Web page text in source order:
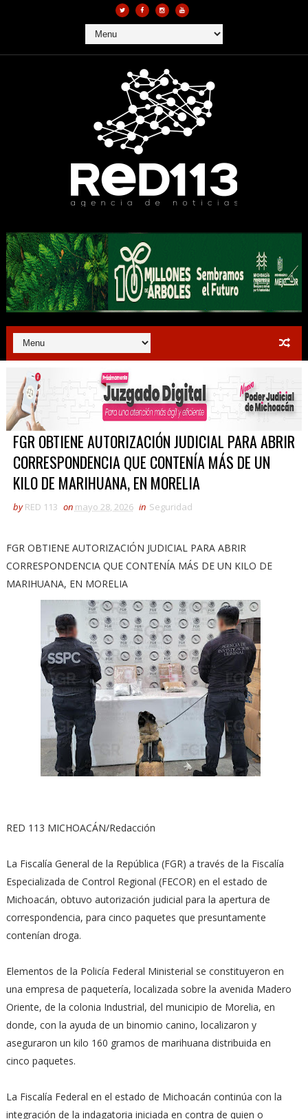
FGR OBTIENE AUTORIZACIÓN JUDICIAL PARA ABRIR
CORRESPONDENCIA QUE CONTENÍA MÁS DE UN
KILO DE MARIHUANA, EN MORELIA
by RED 113 on mayo 28, 2026 in Seguridad
FGR OBTIENE AUTORIZACIÓN JUDICIAL PARA ABRIR
CORRESPONDENCIA QUE CONTENÍA MÁS DE UN KILO DE
MARIHUANA, EN MORELIA
RED 113 MICHOACÁN/Redacción
La Fiscalía General de la República (FGR) a través de la Fiscalía
Especializada de Control Regional (FECOR) en el estado de
Michoacán, obtuvo autorización judicial para la apertura de
correspondencia, para cinco paquetes que presuntamente
contenían droga.
Elementos de la Policía Federal Ministerial se constituyeron en
una empresa de paquetería, localizada sobre la avenida Madero
Oriente, de la colonia Industrial, del municipio de Morelia, en
donde, con la ayuda de un binomio canino, localizaron y
aseguraron un kilo 160 gramos de marihuana distribuida en
cinco paquetes.
La Fiscalía Federal en el estado de Michoacán continúa con la
integración de la indagatoria iniciada en contra de quien o